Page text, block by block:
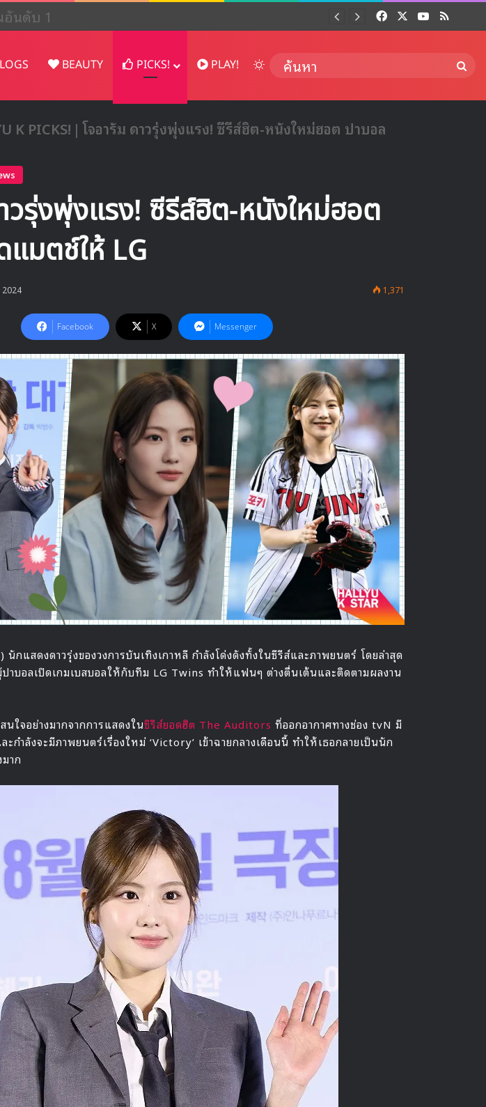
FacebookYouTube
RSS
BEAUTY PICKS! PLAY! Switch skin
K PICKS! | โจอารัม ดาวรุ่งพุ่งแรง! ซีรีส์ฮิต-หนังใหม่ฮอต ปาบอล
วรุ่งพุ่งแรง! ซีรีส์ฮิต-หนังใหม่ฮอต
แมตช์ให้ LG
1,371
Facebook X Messenger
) นักแสดงดาวรุ่งของวงการบันเทิงเกาหลี กำลังโด่งดังทั้งในซีรีส์และภาพยนตร์ โดยล่าสุด
ปาบอลเปิดเกมเบสบอลให้กับทีม LG Twins ทำให้แฟนๆ ต่างตื่นเต้นและติดตามผลงาน
นใจอย่างมากจากการแสดงในซีรีส์ยอดฮิต The Auditors ที่ออกอากาศทางช่อง tvN มี
กำลังจะมีภาพยนตร์เรื่องใหม่ ‘Victory’ เข้าฉายกลางเดือนนี้ ทำให้เธอกลายเป็นนัก
าก